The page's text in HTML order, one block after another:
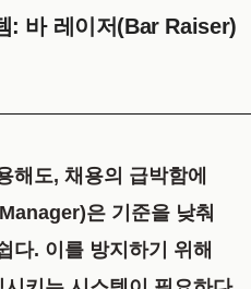
: 바 레이저(Bar Raiser)
해도, 채용의 급박함에
은 기준을 낮춰
다. 이를 방지하기 위해